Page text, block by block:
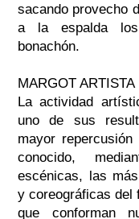
sacando provecho
a la espalda
bonachón.
MARGOT ARTISTA
La actividad
uno de sus
mayor
conocido,
escénicas, las
y coreográficas del
que conforman